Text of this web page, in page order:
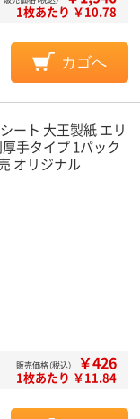
1枚あたり ￥10.78
カゴへ
ート 大王製紙 エリ
手タイプ 1パック
オリジナル
販売価格（税込） ￥426
1枚あたり ￥11.84